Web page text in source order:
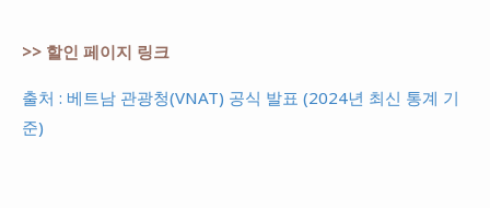
>> 할인 페이지 링크
출처 : 베트남 관광청(VNAT) 공식 발표 (2024년 최신 통계 기
준)